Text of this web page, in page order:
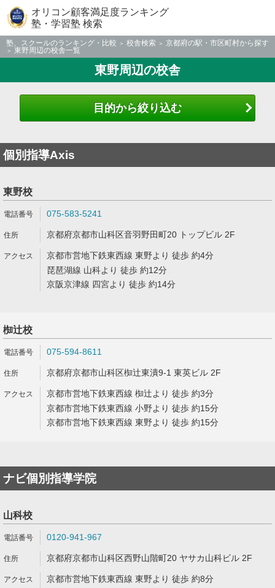
オリコン顧客満足度ランキング
塾・学習塾 検索
塾、スクールのランキング・比較 校舎検索
京都府の駅・市区町村から探す
東野周辺の校舎一覧
東野周辺の校舎
目的から絞り込む
個別指導Axis
東野校
075-583-5241
京都府京都市山科区音羽野田町20 トップビル 2F
京都市営地下鉄東西線 東野より 徒歩 約4分
琵琶湖線 山科より 徒歩 約12分
京阪京津線 四宮より 徒歩 約14分
椥辻校
075-594-8611
京都府京都市山科区椥辻東潰9-1 東英ビル 2F
京都市営地下鉄東西線 椥辻より 徒歩 約3分
京都市営地下鉄東西線 小野より 徒歩 約15分
京都市営地下鉄東西線 東野より 徒歩 約15分
ナビ個別指導学院
山科校
0120-941-967
京都府京都市山科区西野山階町20 ヤサカ山科ビル 2F
京都市営地下鉄東西線 東野より 徒歩 約8分